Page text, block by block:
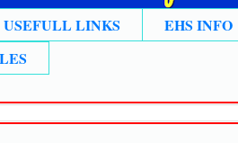
USEFULL LINKS EHS INFO